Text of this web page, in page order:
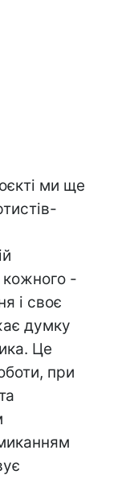
ми ще
кожного -
і своє
думку
Це
при